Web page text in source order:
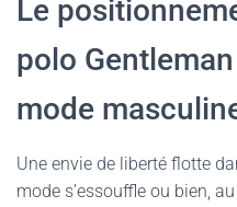
Le
polo
mode
Une envie de liberté flotte
mode s’essouffle ou bien,